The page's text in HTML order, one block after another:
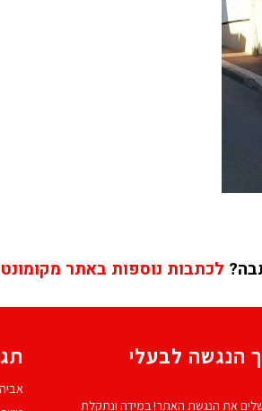
לכתבות נוספות באתר
הנגשה לבעלי
את הנגשת האתר! במידה ונתקלת